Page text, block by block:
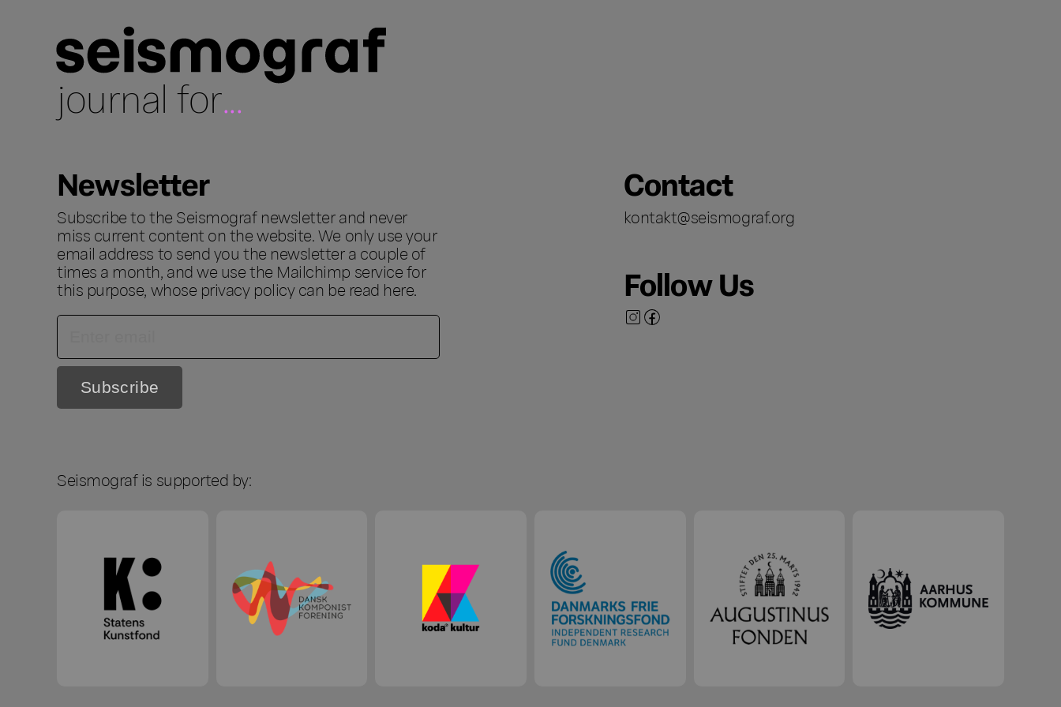
journal for...
Newsletter
Subscribe to the Seismograf newsletter and never
miss current content on the website. We only use your
email address to send you the newsletter a couple of
times a month, and we use the Mailchimp service for
this purpose, whose privacy policy can be read here.
Contact
kontakt@seismograf.org
Follow Us
Seismograf is supported by: